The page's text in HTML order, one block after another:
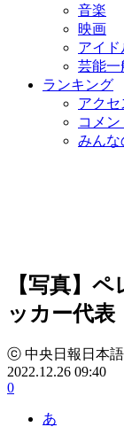
音楽
映画
アイド
芸能一
ランキング
アクセ
コメン
みんな
【写真】
ッカー代表
ⓒ 中央日報日本
2022.12.26 09:40
0
あ